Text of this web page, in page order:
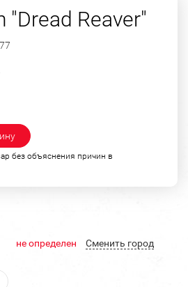
"Dread Reaver"
без объяснения причин в
не определен Cменить город